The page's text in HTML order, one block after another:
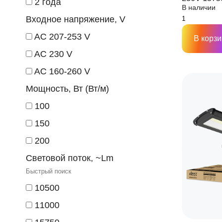
2 года
Входное напряжение, V
AC 207-253 V
AC 230 V
AC 160-260 V
Мощность, Вт (Вт/м)
100
150
200
Световой поток, ~Lm
10500
11000
NEOX
В наличии
В